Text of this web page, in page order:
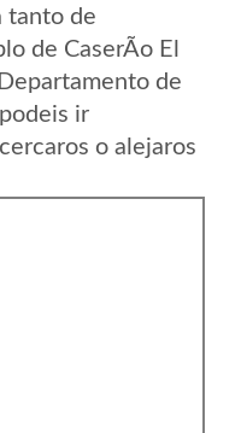
tanto de
de CaserÃ­o El
de
ir
o alejaros